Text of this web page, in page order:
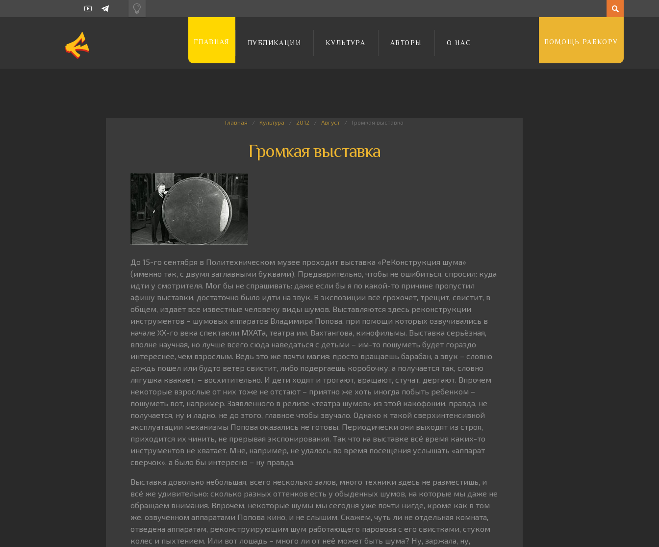
ГЛАВНАЯ ПУБЛИКАЦИИ КУЛЬТУРА АВТОРЫ О НАС ПОМОЩЬ РАБКОРУ
Главная Культура 2012 Август Громкая выставка
Громкая выставка
До 15-го сентября в Политехническом музее проходит выставка «РеКонструкция шума»
(именно так, с двумя заглавными буквами). Предварительно, чтобы не ошибиться, спросил: куда
идти у смотрителя. Мог бы не спрашивать: даже если бы я по какой-то причине пропустил
афишу выставки, достаточно было идти на звук. В экспозиции всё грохочет, трещит, свистит, в
общем, издаёт все известные человеку виды шумов. Выставляются здесь реконструкции
инструментов – шумовых аппаратов Владимира Попова, при помощи которых озвучивались в
начале ХХ-го века спектакли МХАТа, театра им. Вахтангова, кинофильмы. Выставка серьёзная,
вполне научная, но лучше всего сюда наведаться с детьми – им-то пошуметь будет гораздо
интереснее, чем взрослым. Ведь это же почти магия: просто вращаешь барабан, а звук – словно
дождь пошел или будто ветер свистит, либо подергаешь коробочку, а получается так, словно
лягушка квакает, – восхитительно. И дети ходят и трогают, вращают, стучат, дергают. Впрочем
некоторые взрослые от них тоже не отстают – приятно же хоть иногда побыть ребенком –
пошуметь вот, например. Заявленного в релизе «театра шумов» из этой какофонии, правда, не
получается, ну и ладно, не до этого, главное чтобы звучало. Однако к такой сверхинтенсивной
эксплуатации механизмы Попова оказались не готовы. Периодически они выходят из строя,
приходится их чинить, не прерывая экспонирования. Так что на выставке всё время каких-то
инструментов не хватает. Мне, например, не удалось во время посещения услышать «аппарат
сверчок», а было бы интересно – ну правда.
Выставка довольно небольшая, всего несколько залов, много техники здесь не разместишь, и
всё же удивительно: сколько разных оттенков есть у обыденных шумов, на которые мы даже не
обращаем внимания. Впрочем, некоторые шумы мы сегодня уже почти нигде, кроме как в том
же, озвученном аппаратами Попова кино, и не слышим. Скажем, чуть ли не отдельная комната,
отведена аппаратам, реконструирующим шум работающего паровоза с его свистками, стуком
колес и пыхтением. Или вот лошадь – много ли от неё может быть шума? Ну, заржала, ну,